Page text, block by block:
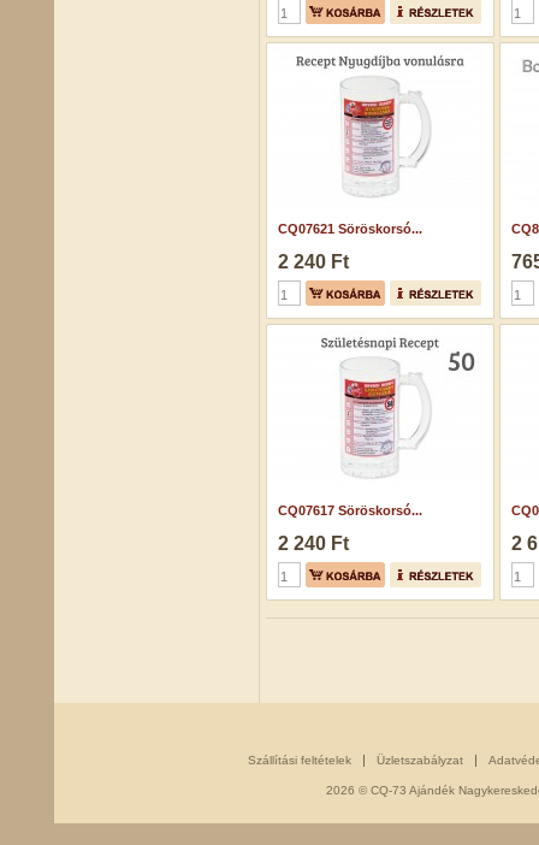
CQ07621 Söröskorsó...
2 240 Ft
CQ07617 Söröskorsó...
2 240 Ft 2
Szállítási feltételek Üzletszabályzat
2026 © CQ-73 Ajándék